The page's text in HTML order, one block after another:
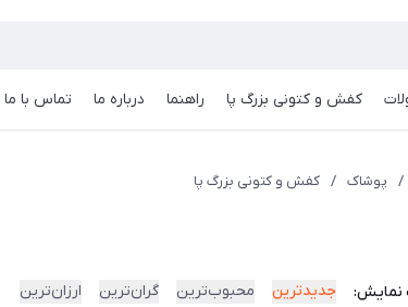
کفش و کتونی بزرگ پا راهنما درباره ما تماس با ما
/ پوشاک / کفش و کتونی بزرگ پا
نمایش: جدیدترین محبوب‌ترین گران‌ترین ارزان‌ترین